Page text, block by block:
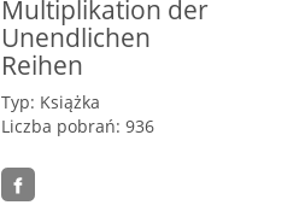
Multiplikation der
Unendlichen
Reihen
Typ: Książka
Liczba pobrań: 936